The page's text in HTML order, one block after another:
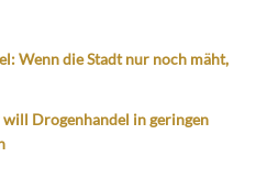
Wenn die Stadt nur noch mäht,
Drogenhandel in geringen